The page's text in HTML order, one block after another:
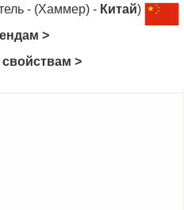
- (Хаммер) - Китай)
>
>